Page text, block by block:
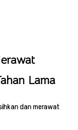
Lama
dan merawat